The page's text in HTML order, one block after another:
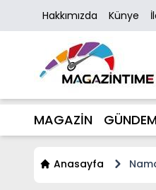
Hakkımızda Künye
MAGAZİN
Anasayfa